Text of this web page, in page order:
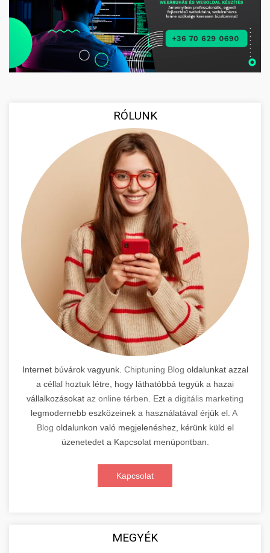
RÓLUNK
Internet búvárok vagyunk. Chiptuning Blog oldalunkat azzal
a céllal hoztuk létre, hogy láthatóbbá tegyük a hazai
vállalkozásokat az online térben . Ezt a digitális marketing
legmodernebb eszközeinek a használatával érjük el. A
Blog oldalunkon való megjelenéshez, kérünk küld el
üzenetedet a Kapcsolat menüpontban.
Kapcsolat
MEGYÉK